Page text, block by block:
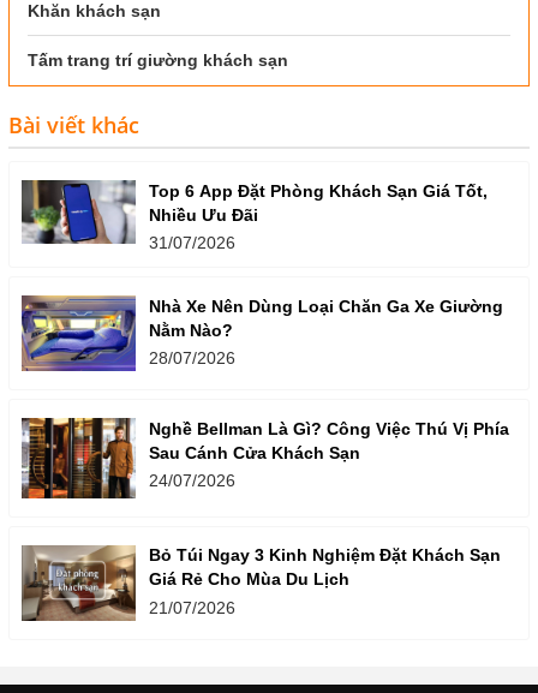
Khăn khách sạn
Tấm trang trí giường khách sạn
Bài viết khác
Top 6 App Đặt Phòng Khách Sạn Giá Tốt,
Nhiều Ưu Đãi
31/07/2026
Nhà Xe Nên Dùng Loại Chăn Ga Xe Giường
Nằm Nào?
28/07/2026
Nghề Bellman Là Gì? Công Việc Thú Vị Phía
Sau Cánh Cửa Khách Sạn
24/07/2026
Bỏ Túi Ngay 3 Kinh Nghiệm Đặt Khách Sạn
Giá Rẻ Cho Mùa Du Lịch
21/07/2026